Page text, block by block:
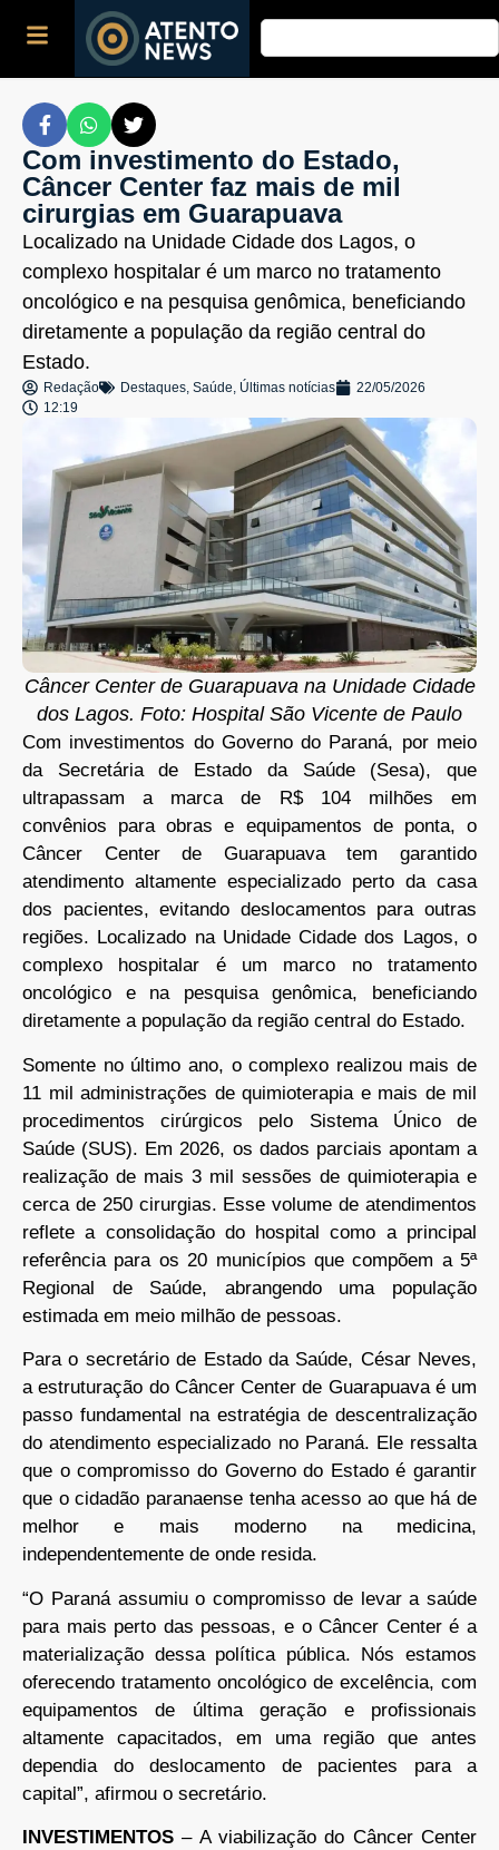
Com investimento do Estado,
Câncer Center faz mais de mil
cirurgias em Guarapuava
Localizado na Unidade Cidade dos Lagos, o
complexo hospitalar é um marco no tratamento
oncológico e na pesquisa genômica, beneficiando
diretamente a população da região central do
Estado.
Redação Destaques, Saúde, Últimas notícias
22/05/2026
12:19
Câncer Center de Guarapuava na Unidade Cidade
dos Lagos. Foto: Hospital São Vicente de Paulo
Com investimentos do Governo do Paraná, por meio
da Secretária de Estado da Saúde (Sesa), que
ultrapassam a marca de R$ 104 milhões em
convênios para obras e equipamentos de ponta, o
Câncer Center de Guarapuava tem garantido
atendimento altamente especializado perto da casa
dos pacientes, evitando deslocamentos para outras
regiões. Localizado na Unidade Cidade dos Lagos, o
complexo hospitalar é um marco no tratamento
oncológico e na pesquisa genômica, beneficiando
diretamente a população da região central do Estado.
Somente no último ano, o complexo realizou mais de
11 mil administrações de quimioterapia e mais de mil
procedimentos cirúrgicos pelo Sistema Único de
Saúde (SUS). Em 2026, os dados parciais apontam a
realização de mais 3 mil sessões de quimioterapia e
cerca de 250 cirurgias. Esse volume de atendimentos
reflete a consolidação do hospital como a principal
referência para os 20 municípios que compõem a 5ª
Regional de Saúde, abrangendo uma população
estimada em meio milhão de pessoas.
Para o secretário de Estado da Saúde, César Neves,
a estruturação do Câncer Center de Guarapuava é um
passo fundamental na estratégia de descentralização
do atendimento especializado no Paraná. Ele ressalta
que o compromisso do Governo do Estado é garantir
que o cidadão paranaense tenha acesso ao que há de
melhor e mais moderno na medicina,
independentemente de onde resida.
“O Paraná assumiu o compromisso de levar a saúde
para mais perto das pessoas, e o Câncer Center é a
materialização dessa política pública. Nós estamos
oferecendo tratamento oncológico de excelência, com
equipamentos de última geração e profissionais
altamente capacitados, em uma região que antes
dependia do deslocamento de pacientes para a
capital”, afirmou o secretário.
INVESTIMENTOS– A viabilização do Câncer Center